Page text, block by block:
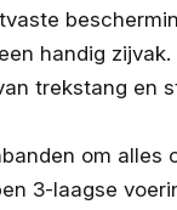
handig zijvak.
trekstang en
om alles
3-laagse